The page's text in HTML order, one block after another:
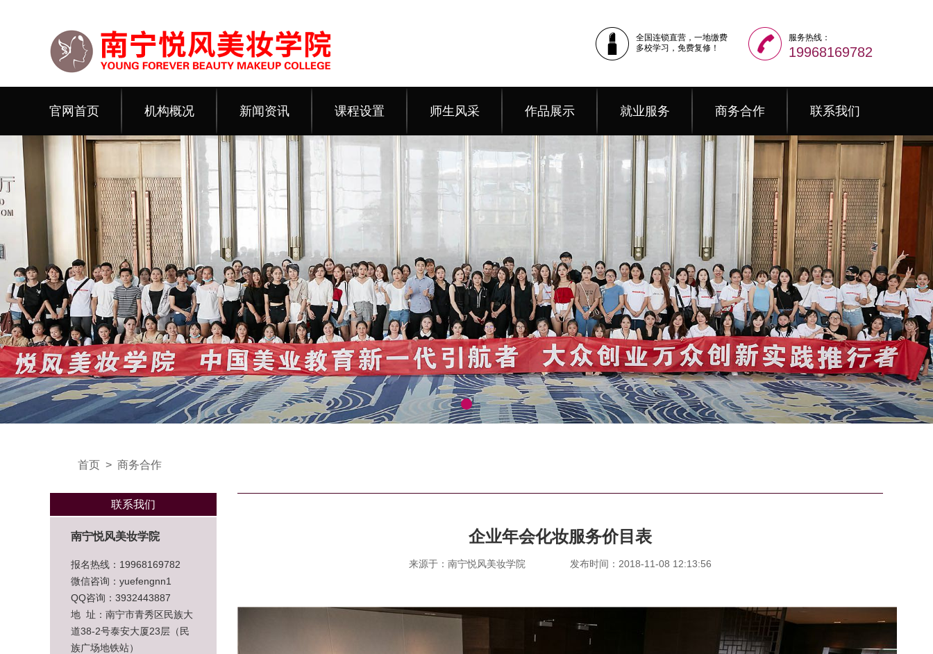
全国连锁直营，一地缴费
多校学习，免费复修！
服务热线：
19968169782
官网首页 机构概况 新闻资讯 课程设置 师生风采 作品展示 就业服务 商务合作 联系我们
首页 > 商务合作
联系我们
南宁悦风美妆学院
报名热线：19968169782
微信咨询：yuefengnn1
QQ咨询：3932443887
地 址：南宁市青秀区民族大
道38-2号泰安大厦23层（民
族广场地铁站）
企业年会化妆服务价目表
来源于：南宁悦风美妆学院 发布时间：2018-11-08 12:13:56